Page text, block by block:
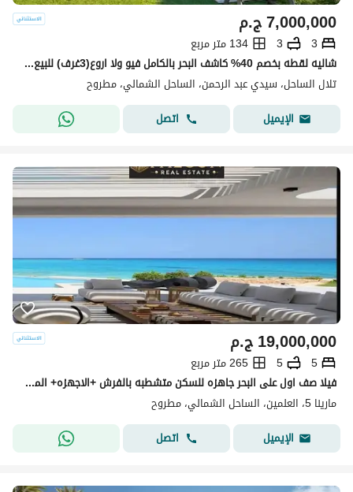
ج.م7,000,000
3
3
134 متر مربع
شاليه لقطه بخصم 40% كاشف البحر بالكامل فيو ولا اروع(3غرف) للبيع في تلال الساحل الشمالي Telal north coast بجوار لافيستا كاسكادا ومراسي وامواج وهاسيندا
تلال الساحل، سيدي عبد الرحمن، الساحل الشمالي، مطروح
الإيميل
اتصل
ج.م19,000,000
5
5
265 متر مربع
فيلا صف اول على البحر جاهزه للسكن متشطبه بالفرش +الاجهزه+ المطبخ+التكييفات في مارينا 5 marina5 الساحل الشمالي قبل لسان الوزراء بجوارRixos
مارينا 5، العلمين، الساحل الشمالي، مطروح
الإيميل
اتصل